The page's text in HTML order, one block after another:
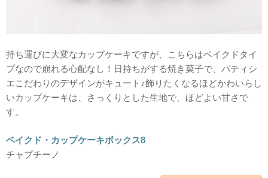
持ち運びに大変なカップケーキですが、こちらはベイクドタイ
プなので崩れる心配なし！日持ちがする焼き菓子で、パティシ
エこだわりのデザインがキュート♪飾りたくなるほどかわいらし
いカップケーキは、さっくりとした生地で、ほどよい甘さで
す。
ベイクド・カップケーキボックス8
チャプチーノ